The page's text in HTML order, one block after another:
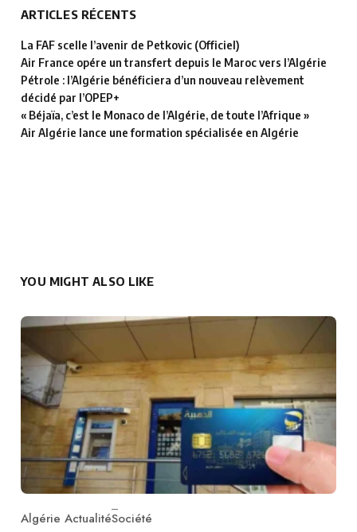
ARTICLES RÉCENTS
La FAF scelle l’avenir de Petkovic (Officiel)
Air France opére un transfert depuis le Maroc vers l’Algérie
Pétrole : l’Algérie bénéficiera d’un nouveau relèvement
décidé par l’OPEP+
« Béjaïa, c’est le Monaco de l’Algérie, de toute l’Afrique »
Air Algérie lance une formation spécialisée en Algérie
YOU MIGHT ALSO LIKE
Category
Algérie ActualitéSociété